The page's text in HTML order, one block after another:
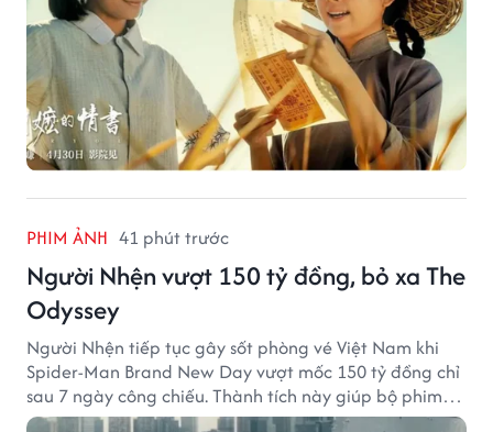
PHIM ẢNH 41 phút trước
Người Nhện vượt 150 tỷ đồng, bỏ xa The
Odyssey
Người Nhện tiếp tục gây sốt phòng vé Việt Nam khi
Spider-Man Brand New Day vượt mốc 150 tỷ đồng chỉ
sau 7 ngày công chiếu. Thành tích này giúp bộ phim
của Tom Holland tạo khoảng cách đáng kể với The